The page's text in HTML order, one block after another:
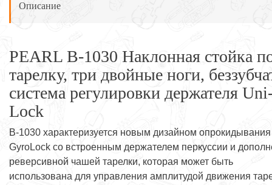
Описание
PEARL B-1030 Наклонная стойка
тарелку, три двойные ноги,
система регулировки держателя
Lock
B-1030 характеризуется новым дизайном опрокидывания
GyroLock со встроенным держателем перкуссии и
реверсивной чашей тарелки, которая может быть
использована для управления амплитудой движения